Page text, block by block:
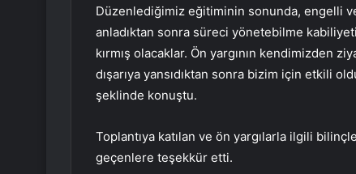
Düzenlediğimiz eğitiminin sonunda, engelli
anladıktan sonra süreci yönetebilme
kırmış olacaklar. Ön yargının kendimizden
dışarıya yansıdıktan sonra bizim için etkili
şeklinde konuştu.
Toplantıya katılan ve ön yargılarla ilgili
geçenlere teşekkür etti.